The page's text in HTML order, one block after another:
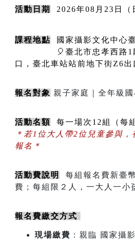
活動日期 2026年08月23日
課程地點 國家攝影文化中心
🎈臺北市忠孝西路1段
口，臺北車站站前地下街Z6出
報名對象 親子家庭｜全年級
活動名額
＊若1位大人帶2位兒童參與
報名＊
活動費說明
每組報名費新臺
費；每組限２人，一大人一小
報名費繳交方式
現場繳費 ：親臨 國家攝